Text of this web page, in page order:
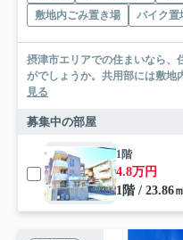
敷地内ごみ置き場
バイク置
摂津市エリアでの住まいなら、
がでしょうか。共用部には敷地
見る
募集中の部屋
1階
4.8万円
1階 / 23.86